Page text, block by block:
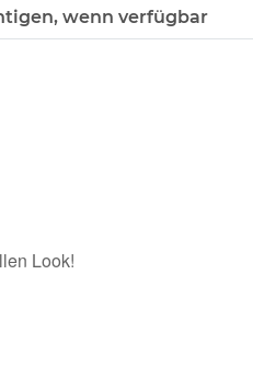
wenn verfügbar
Look!